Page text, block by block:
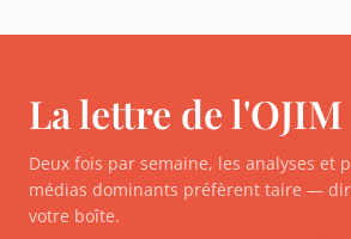
La lettre de l'OJIM
Deux fois par semaine, les analyses et
médias dominants préfèrent taire —
votre boîte.